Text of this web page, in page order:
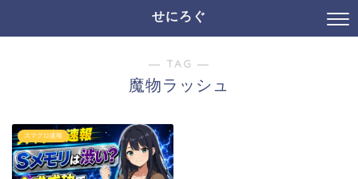
せにろぐ
― TAG ―
魔物ラッシュ
スマグロ速報